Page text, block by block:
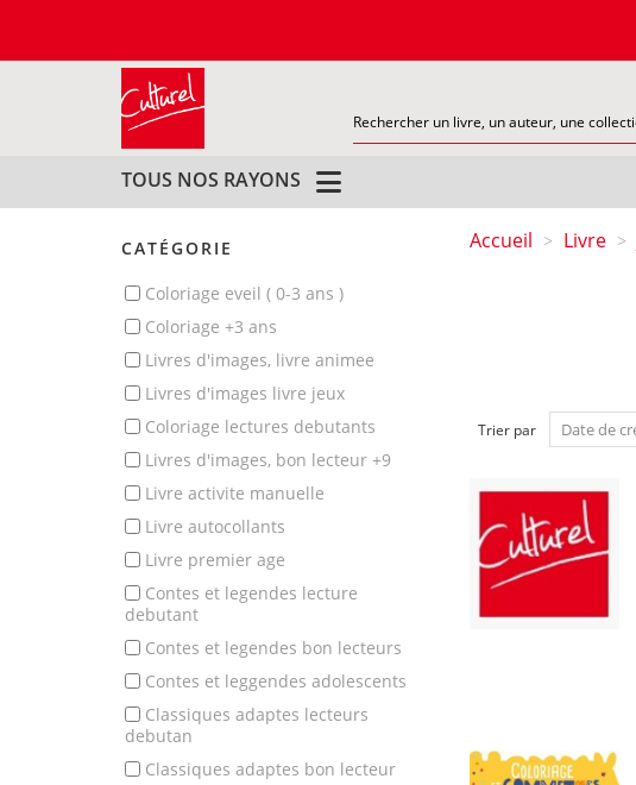
TOUS NOS RAYONS
CATÉGORIE
coloriage eveil ( 0-3 ans )
coloriage +3 ans
livres d'images, livre animee
livres d'images livre jeux
coloriage lectures debutants
livres d'images, bon lecteur +9
livre activite manuelle
livre autocollants
livre premier age
contes et legendes lecture
debutant
contes et legendes bon lecteurs
contes et leggendes adolescents
classiques adaptes lecteurs
debutan
classiques adaptes bon lecteur
Accueil > Livre >
Trier par